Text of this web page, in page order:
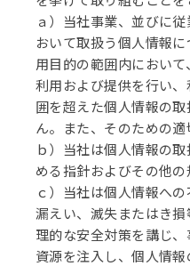
ａ）当社事業、並びに
おいて取扱う個人情報
用目的の範囲内におい
利用および提供を行い
囲を超えた個人情報の
ん。また、そのための適
ｂ）当社は個人情報の
める指針およびその他の
ｃ）当社は個人情報へ
漏えい、滅失またはき
理的な安全対策を講じ
資源を注入し、個人情